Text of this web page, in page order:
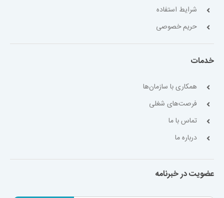
شرایط استفاده
حریم خصوصی
خدمات
همکاری با سازمان‌ها
فرصت‌های شغلی
تماس با ما
درباره ما
عضویت در خبرنامه